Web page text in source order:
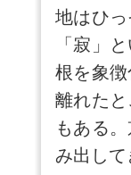
地はひ
「寂」
根を象
離れた
もある
み出して